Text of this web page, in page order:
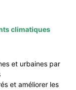
climatiques
et urbaines par
et améliorer les